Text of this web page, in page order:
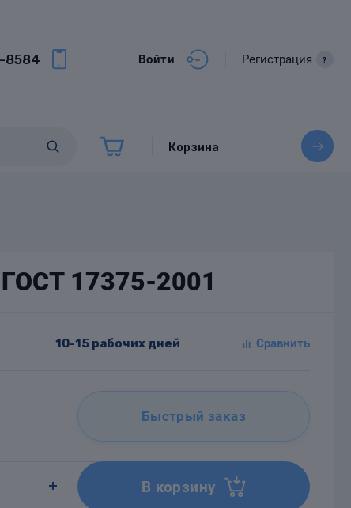
8584 Войти Регистрация ?
Корзина
17375-2001
10-15 рабочих дней
Быстрый заказ
В корзину